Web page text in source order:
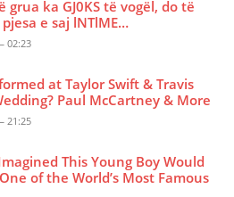
grua ka GJ0KS të vogël, do të
e saj lNTlME…
02:23
at Taylor Swift & Travis
Paul McCartney & More
21:25
This Young Boy Would
of the World’s Most Famous